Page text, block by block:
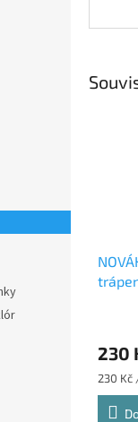
230
Měrná
cena:
230 Kč